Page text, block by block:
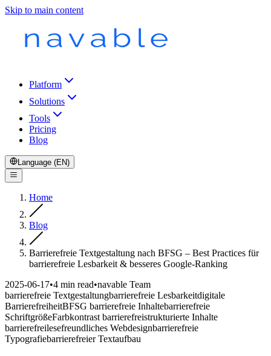
Skip to main content
Platform
Solutions
Tools
Pricing
Blog
Language (EN)
Home
Blog
Barrierefreie Textgestaltung nach BFSG – Best Practices für
barrierefreie Lesbarkeit & besseres Google-Ranking
2025-06-17•4 min read•navable Team
barrierefreie Textgestaltungbarrierefreie Lesbarkeitdigitale
BarrierefreiheitBFSG barrierefreie Inhaltebarrierefreie
SchriftgrößeFarbkontrast barrierefreistrukturierte Inhalte
barrierefreilesefreundliches Webdesignbarrierefreie
Typografiebarrierefreier Textaufbau